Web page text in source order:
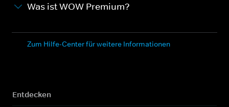
Was ist WOW Premium?
Zum Hilfe-Center für weitere Informationen
Entdecken